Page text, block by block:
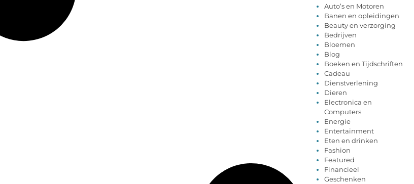
Auto’s en Motoren
Banen en opleidingen
Beauty en verzorging
Bedrijven
Bloemen
Blog
Boeken en Tijdschriften
Cadeau
Dienstverlening
Dieren
Electronica en
Computers
Energie
Entertainment
Eten en drinken
Fashion
Featured
Financieel
Geschenken